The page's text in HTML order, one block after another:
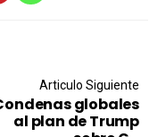
Articulo Siguiente
globales
al plan de Trump